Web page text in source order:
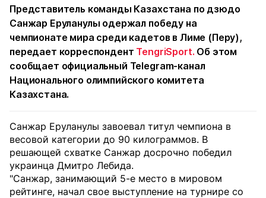
Представитель команды Казахстана по дзюдо
Санжар Еруланулы одержал победу на
чемпионате мира среди кадетов в Лиме (Перу),
передает корреспондент TengriSport. Об этом
сообщает официальный Telegram-канал
Национального олимпийского комитета
Казахстана.
Санжар Еруланулы завоевал титул чемпиона в
весовой категории до 90 килограммов. В
решающей схватке Санжар досрочно победил
украинца Дмитро Лебида.
"Санжар, занимающий 5-е место в мировом
рейтинге, начал свое выступление на турнире со